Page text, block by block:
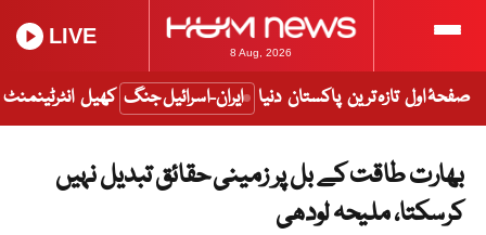
8 Aug, 2026
LIVE
صفحۂ اول تازہ ترین پاکستان دنیا ایران-اسرائیل جنگ کھیل انٹرٹینمنٹ
بھارت طاقت کے بل پر زمینی حقائق تبدیل نہیں
کرسکتا، ملیحہ لودھی